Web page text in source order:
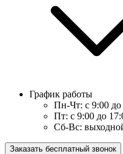
График работы
Пн-Чт: с 9:00
Пт: с 9:00 до
Сб-Вс:
Заказать бесплатный звонок